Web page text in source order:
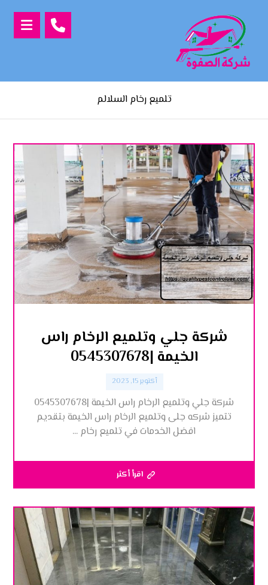
تلميع رخام السلالم
شركة جلي وتلميع الرخام راس
الخيمة |0545307678
أكتوبر 15, 2023
شركة جلي وتلميع الرخام راس الخيمة |0545307678
تتميز شركه جلى وتلميع الرخام راس الخيمة بتقديم
افضل الخدمات في تلميع رخام ...
اقرأ أكثر